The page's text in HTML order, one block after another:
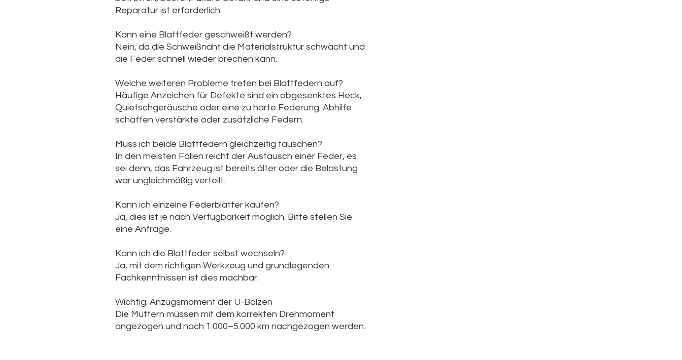
Reparatur ist erforderlich.
Kann eine Blattfeder geschweißt werden?
Nein, da die Schweißnaht die Materialstruktur schwächt und
die Feder schnell wieder brechen kann.
Welche weiteren Probleme treten bei Blattfedern auf?
Häufige Anzeichen für Defekte sind ein abgesenktes Heck,
Quietschgeräusche oder eine zu harte Federung. Abhilfe
schaffen verstärkte oder zusätzliche Federn.
Muss ich beide Blattfedern gleichzeitig tauschen?
In den meisten Fällen reicht der Austausch einer Feder, es
sei denn, das Fahrzeug ist bereits älter oder die Belastung
war ungleichmäßig verteilt.
Kann ich einzelne Federblätter kaufen?
Ja, dies ist je nach Verfügbarkeit möglich. Bitte stellen Sie
eine Anfrage.
Kann ich die Blattfeder selbst wechseln?
Ja, mit dem richtigen Werkzeug und grundlegenden
Fachkenntnissen ist dies machbar.
Wichtig: Anzugsmoment der U-Bolzen
Die Muttern müssen mit dem korrekten Drehmoment
angezogen und nach 1.000–5.000 km nachgezogen werden.